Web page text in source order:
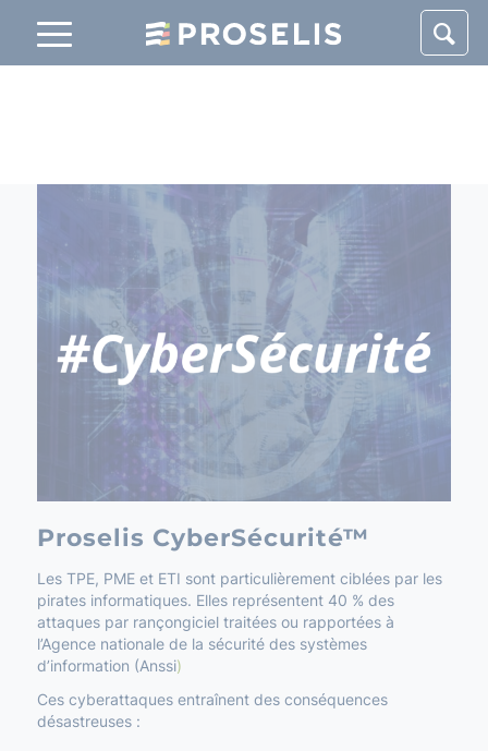
Proselis CyberSécurité™
Les TPE, PME et ETI sont particulièrement ciblées par les
pirates informatiques. Elles représentent 40 % des
attaques par rançongiciel traitées ou rapportées à
l’Agence nationale de la sécurité des systèmes
d’information (Anssi)
Ces cyberattaques entraînent des conséquences
désastreuses :